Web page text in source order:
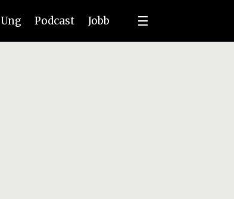
Ung Podcast Jobb